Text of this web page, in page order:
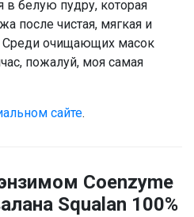
в белую пудру, которая
после чистая, мягкая и
Среди очищающих масок
пожалуй, моя самая
сайте.
Coenzyme
Squalan 100%